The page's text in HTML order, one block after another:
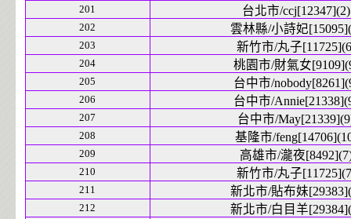
201 台北市/ccj[12347](2)
202 雲林縣/小詩妃
203 新竹市/丸子
204 桃園市/財氣女
205 台中市/
206 台中市/
207 台中市/
208 基隆市/
209 高雄市/瀧夜
210 新竹市/丸子
211 新北市/貼布妹
212 新北市/白目羊